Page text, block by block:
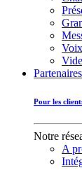
Voix
Partenaires
Pour les
Notre
A